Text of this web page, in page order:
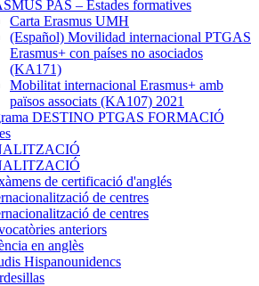
PAS – Estades formatives
Carta Erasmus UMH
(Español) Movilidad internacional PTGAS
Erasmus+ con países no asociados
(KA171)
Mobilitat internacional Erasmus+ amb
països associats (KA107) 2021
DESTINO PTGAS FORMACIÓ
de certificació d'anglés
de centres
de centres
anteriors
en anglès
Hispanounidencs